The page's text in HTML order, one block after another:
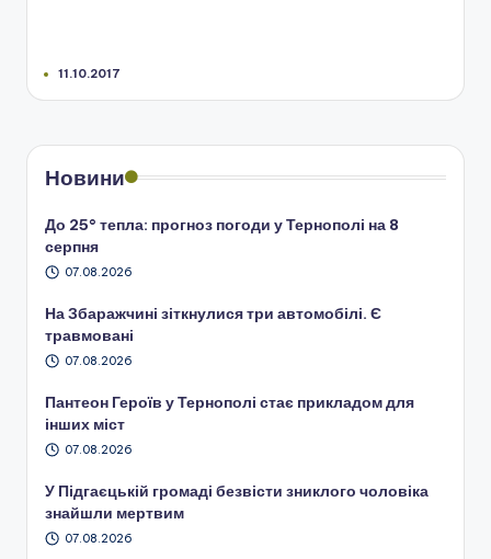
11.10.2017
Новини
До 25° тепла: прогноз погоди у Тернополі на 8
серпня
07.08.2026
На Збаражчині зіткнулися три автомобілі. Є
травмовані
07.08.2026
Пантеон Героїв у Тернополі стає прикладом для
інших міст
07.08.2026
У Підгаєцькій громаді безвісти зниклого чоловіка
знайшли мертвим
07.08.2026